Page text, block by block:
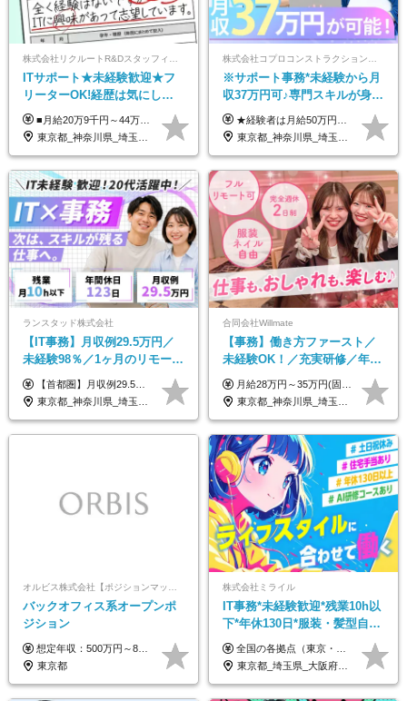
ITサポート★未経験歓迎★フ
リーターOK!経歴は気にしな
くて大丈夫★超大手リクルー
トグループの正社員/sg
■月給20万9千円～44万円 ※経験・能力・前給を考慮の上、決定いたします ※時間外手当100％支給 ※派遣就業先が変更となる場合には、就業規則、労使協定等に基づき賃金が変更となる可能性があります 「とにかく私生活重視」「残業があっても稼ぎたい」といった希望も配属の際に考慮します。 ＜手当＞ ■職務担当手当 ■通勤手当（上限月3万円） ■残業手当（全額支給） ■住宅手当（5割を会社負担／就業規則に定めるところによる） ■扶養手当 ■別居手当 ■資格試験受講料補助（資格ごとに社内規定により決定） ■資格取得奨励金 （資格により2万円～20万円の祝金支給） ◎一例 ・基本情報技術者（5万円） ・プロジェクトマネージャー試験（10万円） ・応用情報技術者試験（10万円） ・ITストラテジスト試験（10万円） ・エンベデッドシステムスペシャリスト試験（10万円） ・ディジタル技術検定（情報1級：10万円、制御1級：10万円、情報2級、制御2級：5万円 ・TOEIC（R）テスト（600～729点：5万円、 730～799点：10万円、800点以上：15万円） など
東京都_神奈川県_埼玉県_千葉県_大阪府_愛知県_青森県_岩手県_宮城県_秋田県_山形県_福島県_茨城県_栃木県_群馬県_山梨県_長野県_福井県_静岡県_岐阜県_三重県_兵庫県_京都府_滋賀県_奈良県_広島県_岡山県_山口県_香川県_福岡県_熊本県_佐賀県_長崎県_大分県_宮崎県_鹿児島県
※サポート事務*未経験から月
収37万円可♪専門スキルが身に
付く！Web面接＆リモート研
修も充実♪/a
★経験者は月給50万円～90万円 【首都圏】 月給30万1230円〜 ⇒基本22万7000円+地域6万4230円+皆勤1万円 【群馬/栃木/茨城】 月給28万1090円〜 ⇒基本23万4000円+地域3万7090円+皆勤1万円 【大阪/京都/兵庫】 月給30万130円〜 ⇒基本23万5000円+地域5万5130円+皆勤1万円 【静岡/愛知/岐阜/三重】 月給28万5840円〜 ⇒基本23万円+地域4万5840円+皆勤1万円 【北海道】 月給25万2960円〜 ⇒基本22万4000円+地域1万8960円+皆勤1万円 【福岡/佐賀/長崎/大分/熊本】 月給25万800円〜 ⇒基本21万8000円+地域2万2800円+皆勤1万円 【宮城/山形/福島】 月給25万580円〜 ⇒基本21万8000円+地域2万2580円+皆勤1万円 【広島/岡山/山口】 月給27万1090円〜 ⇒基本23万4000円+地域2万7090円+皆勤1万円 ※残業代は1分単位で全額支給（みなし残業制度なし） ※上記給与は最低支給額です。経験・能力に応じて決定致します ※試用期間1ヶ月、最大6ヶ月まで延長する可能性あり(条件変更なし) ※今期より新賃金体系へ移行しました。詳細は面接時にご説明します
東京都_神奈川県_埼玉県_大阪府_愛知県_北海道_宮城県_広島県_福岡県
ランスタッド株式会社
【IT事務】月収例29.5万円／
未経験98％／1ヶ月のリモート
研修／既卒・第二新卒歓迎／
年間休日123日/OW
【首都圏】月収例29.5万円（月給26万円＋諸手当） 【東海・関西】月収例28.5万円（月給25万円＋諸手当） 【九州】月収例26万円（月給23万円＋諸手当） ※経験・スキル・前職給与を踏まえ、総合的に判断して決定します。 例：首都圏 月収例31万円（月給27万円＋諸手当） ◆各種手当 ・通勤手当（上限4万円まで） ・残業代手当（1分単位で全額支給） ※固定残業代制は採用しておりません ・資格取得支援 ◆昇給：年1回 ◆補足 ・研修中1ヶ月間は、時給1670円となります。 ・試用期間6ヶ月あり。その間の待遇に変更はありません。 ※詳細は面接時にご案内します。
東京都_神奈川県_埼玉県_千葉県_大阪府_愛知県_兵庫県_京都府_福岡県
合同会社Willmate
【事務】働き方ファースト／
未経験OK！／充実研修／年休
127日～／残業なし／平均20代
／リモートOK
月給28万円～35万円(固定残業代含む)+インセンティブ＋各種手当 ※経験・能力等を考慮の上、決定します。 ※残業はほとんどありませんが、発生した場合は時間外手当を100％支給します。 【固定残業代について】 なし（残業代は、実際の労働時間に応じて別途全額支給）
東京都_神奈川県_埼玉県_千葉県_大阪府_愛知県_北海道_青森県_岩手県_宮城県_秋田県_山形県_福島県_茨城県_栃木県_群馬県_新潟県_山梨県_長野県_富山県_石川県_福井県_静岡県_岐阜県_三重県_兵庫県_京都府_滋賀県_奈良県_和歌山県_広島県_岡山県_鳥取県_島根県_山口県_徳島県_香川県_愛媛県_高知県_福岡県_熊本県_佐賀県_長崎県_大分県_宮崎県_鹿児島県_沖縄県_海外
オルビス株式会社【ポジションマッチ登録】
バックオフィス系オープンポ
ジション
想定年収：500万円～800万円 ※ご経験やスキルに応じて決定します。 ※上記想定年収はあくまでも目安の金額であり、 選考を通じて上下する可能性があります。
東京都
株式会社ミライル
IT事務*未経験歓迎*残業10h以
下*年休130日*服装・髪型自由
*AI研修あり*住宅手当あり*転
勤なし
全国の各拠点（東京・埼玉・新潟・福岡・大阪）で募集中！ 給与は以下の通り、勤務地により異なります。 新潟勤務の場合 201,000円〜201,000円（試用期間変更なし）＋賞与 東京・埼玉勤務の場合 225,000円〜250,000円（試用期間 220,000円）＋賞与 福岡勤務の場合 182,000円〜220,000円（試用期間182,000円）＋賞与 大阪勤務の場合 210,000円〜210,000円（試用期間変更なし）＋賞与 初年度想定年収：280～300万円 ※残業代は全額支給します（1分単位でお支払いします） ※試用期間6ヵ月。試用期間中でも条件変わらず。 ※土日祝含めた勤務可能な方は、土日手当10,000円（毎月）を別途支給。
東京都_埼玉県_大阪府_新潟県_福岡県